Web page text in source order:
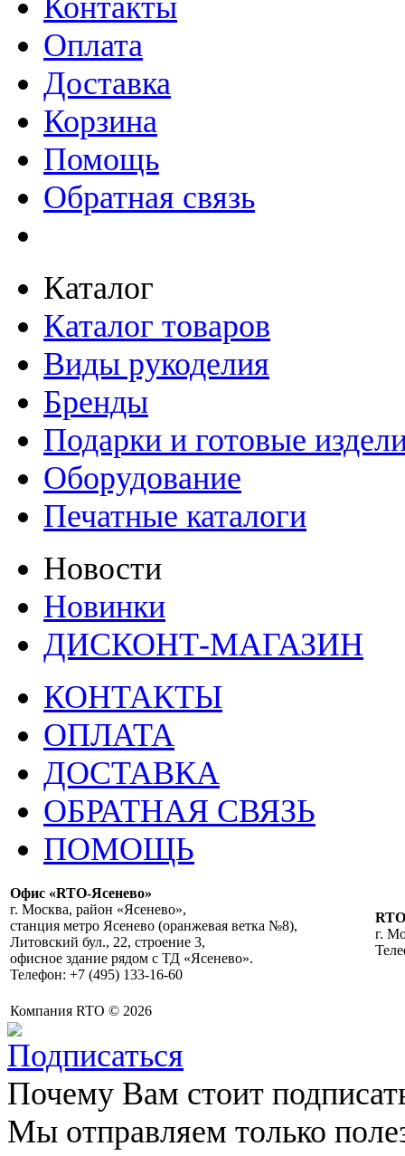
Оплата
Доставка
Корзина
Помощь
Обратная связь
Каталог
Каталог товаров
Виды рукоделия
Бренды
Подарки и готовые
Оборудование
Печатные каталоги
Новости
Новинки
ДИСКОНТ-МАГАЗИН
КОНТАКТЫ
ОПЛАТА
ДОСТАВКА
ОБРАТНАЯ СВЯЗЬ
ПОМОЩЬ
Офис «RTO-Ясенево»
г. Москва, район «Ясенево»,
станция метро Ясенево (оранжевая ветка №8),
Литовский бул., 22, строение 3,
офисное здание рядом с ТД «Ясенево».
Телефон: +7 (495) 133-16-60
г.
Компания RTO © 2026
Почему Вам стоит
Мы отправляем только